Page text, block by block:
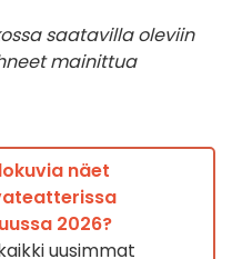
saatavilla oleviin
mainittua
näet
2026?
uusimmat